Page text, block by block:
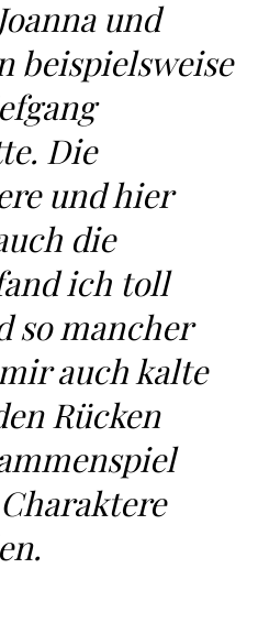
und
beispielsweise
Die
und hier
die
ich toll
so mancher
auch kalte
Rücken